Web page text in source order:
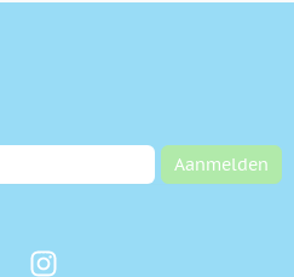
Aanmelden